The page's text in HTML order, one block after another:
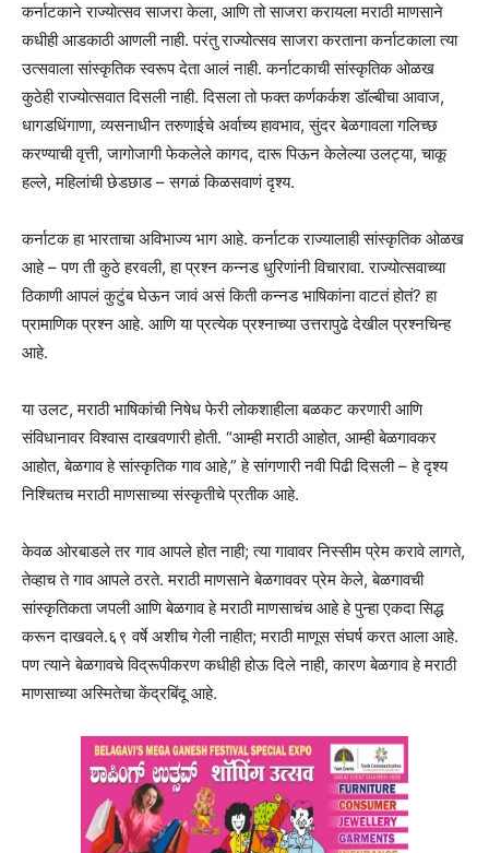
कर्नाटकाने राज्योत्सव साजरा केला, आणि तो साजरा करायला मराठी माणसाने
कधीही आडकाठी आणली नाही. परंतु राज्योत्सव साजरा करताना कर्नाटकाला त्या
उत्सवाला सांस्कृतिक स्वरूप देता आलं नाही. कर्नाटकाची सांस्कृतिक ओळख
कुठेही राज्योत्सवात दिसली नाही. दिसला तो फक्त कर्णकर्कश डॉल्बीचा आवाज,
धागडधिंगाणा, व्यसनाधीन तरुणाईचे अर्वाच्य हावभाव, सुंदर बेळगावला गलिच्छ
करण्याची वृत्ती, जागोजागी फेकलेले कागद, दारू पिऊन केलेल्या उलट्या, चाकू
हल्ले, महिलांची छेडछाड – सगळं किळसवाणं दृश्य.
कर्नाटक हा भारताचा अविभाज्य भाग आहे. कर्नाटक राज्यालाही सांस्कृतिक ओळख
आहे – पण ती कुठे हरवली, हा प्रश्न कन्नड धुरिणांनी विचारावा. राज्योत्सवाच्या
ठिकाणी आपलं कुटुंब घेऊन जावं असं किती कन्नड भाषिकांना वाटतं होतं? हा
प्रामाणिक प्रश्न आहे. आणि या प्रत्येक प्रश्नाच्या उत्तरापुढे देखील प्रश्नचिन्ह
आहे.
या उलट, मराठी भाषिकांची निषेध फेरी लोकशाहीला बळकट करणारी आणि
संविधानावर विश्वास दाखवणारी होती. “आम्ही मराठी आहोत, आम्ही बेळगावकर
आहोत, बेळगाव हे सांस्कृतिक गाव आहे,” हे सांगणारी नवी पिढी दिसली – हे दृश्य
निश्चितच मराठी माणसाच्या संस्कृतीचे प्रतीक आहे.
केवळ ओरबाडले तर गाव आपले होत नाही; त्या गावावर निस्सीम प्रेम करावे लागते,
तेव्हाच ते गाव आपले ठरते. मराठी माणसाने बेळगाववर प्रेम केले, बेळगावची
सांस्कृतिकता जपली आणि बेळगाव हे मराठी माणसाचंच आहे हे पुन्हा एकदा सिद्ध
करून दाखवले.६९ वर्षे अशीच गेली नाहीत; मराठी माणूस संघर्ष करत आला आहे.
पण त्याने बेळगावचे विद्रूपीकरण कधीही होऊ दिले नाही, कारण बेळगाव हे मराठी
माणसाच्या अस्मितेचा केंद्रबिंदू आहे.